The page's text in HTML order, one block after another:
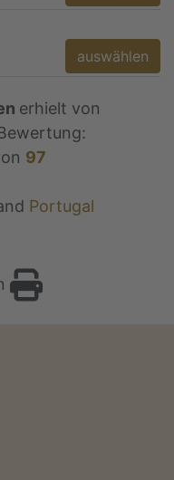
auswählen
erhielt von
97
Portugal